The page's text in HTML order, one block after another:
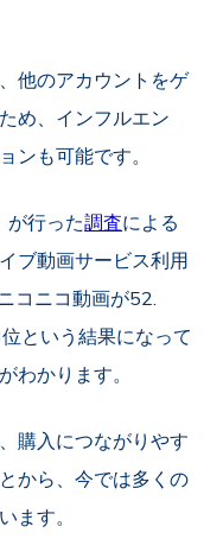
他のアカウントをゲ
め、インフルエン
ンも可能です。
が行った調査による
ブ動画サービス利用
コニコ動画が52.
という結果になって
わかります。
購入につながりやす
から、今では多くの
ます。